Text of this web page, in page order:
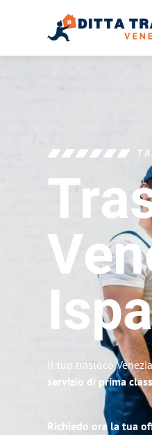
Il tuo trasloco
servizio di prima
Richiedo ora la tua